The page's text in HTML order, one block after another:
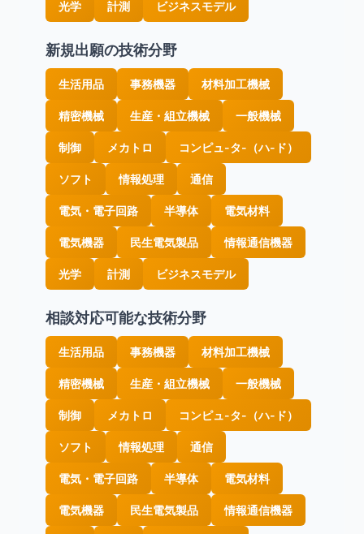
光学 計測 ビジネスモデル
新規出願の技術分野
生活用品 事務機器 材料加工機械
精密機械 生産・組立機械 一般機械
制御 メカトロ コンピュ-タ-（ハ-ド）
ソフト 情報処理 通信
電気・電子回路 半導体 電気材料
電気機器 民生電気製品 情報通信機器
光学 計測 ビジネスモデル
相談対応可能な技術分野
生活用品 事務機器 材料加工機械
精密機械 生産・組立機械 一般機械
制御 メカトロ コンピュ-タ-（ハ-ド）
ソフト 情報処理 通信
電気・電子回路 半導体 電気材料
電気機器 民生電気製品 情報通信機器